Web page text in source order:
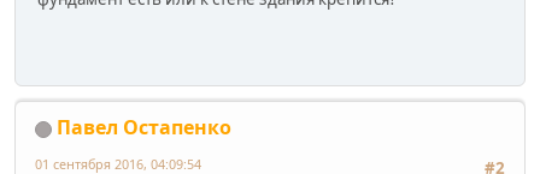
Павел Остапенко
#2
01 сентября 2016, 04:09:54